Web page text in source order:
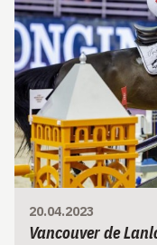
20.04.2023
Vancouver de